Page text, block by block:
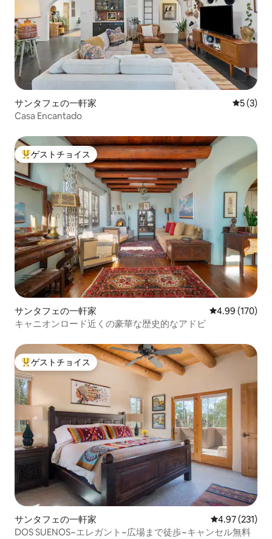
サンタフェの一軒家 レビュー
5 (3)
Casa Encantado
大好評のゲストチョイスです。
ゲストチョイス
サンタフェの一軒家 レビュー170
4.99 (170)
キャニオンロード近くの豪華な歴史的なアドビ
大好評のゲストチョイスです。
ゲストチョイス
サンタフェの一軒家 レビュー231
4.97 (231)
DOS SUENOS~エレガント~広場まで徒歩~キャンセル無料